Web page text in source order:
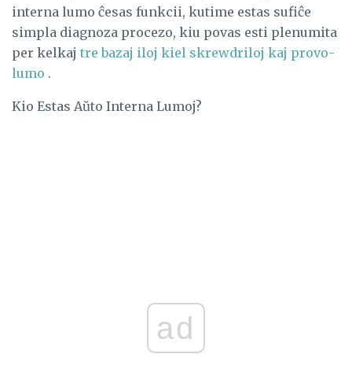
interna lumo ĉesas funkcii, kutime estas sufiĉe
simpla diagnoza procezo, kiu povas esti plenumita
per kelkaj tre bazaj iloj kiel skrewdriloj kaj provo-
lumo .
Kio Estas Aŭto Interna Lumoj?
ad